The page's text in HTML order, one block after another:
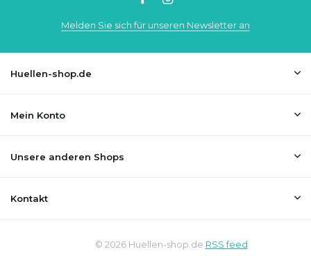
Melden Sie sich für unseren Newsletter an
Huellen-shop.de
Mein Konto
Unsere anderen Shops
Kontakt
© 2026 Huellen-shop.de RSS feed